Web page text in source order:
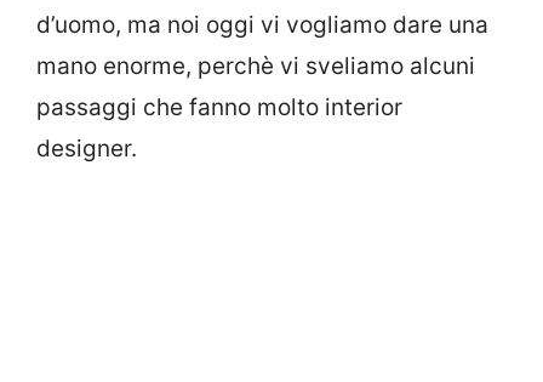
d’uomo, ma noi oggi vi vogliamo dare una
mano enorme, perchè vi sveliamo alcuni
passaggi che fanno molto interior
designer.